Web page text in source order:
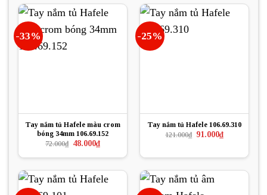
198.000₫.
190.000₫.
-33%
Tay nắm tủ Hafele màu crom
bóng 34mm 106.69.152
72.000₫ Giá
là:
48.000₫Giá
hiện
tại
48.000₫.
-25%
Tay nắm tủ Hafele 106.69.310
121.000₫ Giá
91.000₫Giá
hiện